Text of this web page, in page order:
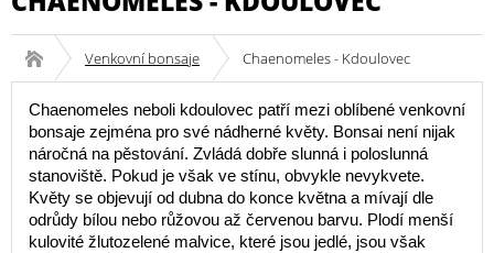
Venkovní bonsaje Chaenomeles - Kdoulovec
Chaenomeles neboli kdoulovec patří mezi oblíbené venkovní
bonsaje zejména pro své nádherné květy. Bonsai není nijak
náročná na pěstování. Zvládá dobře slunná i poloslunná
stanoviště. Pokud je však ve stínu, obvykle nevykvete.
Květy se objevují od dubna do konce května a mívají dle
odrůdy bílou nebo růžovou až červenou barvu. Plodí menší
kulovité žlutozelené malvice, které jsou jedlé, jsou však